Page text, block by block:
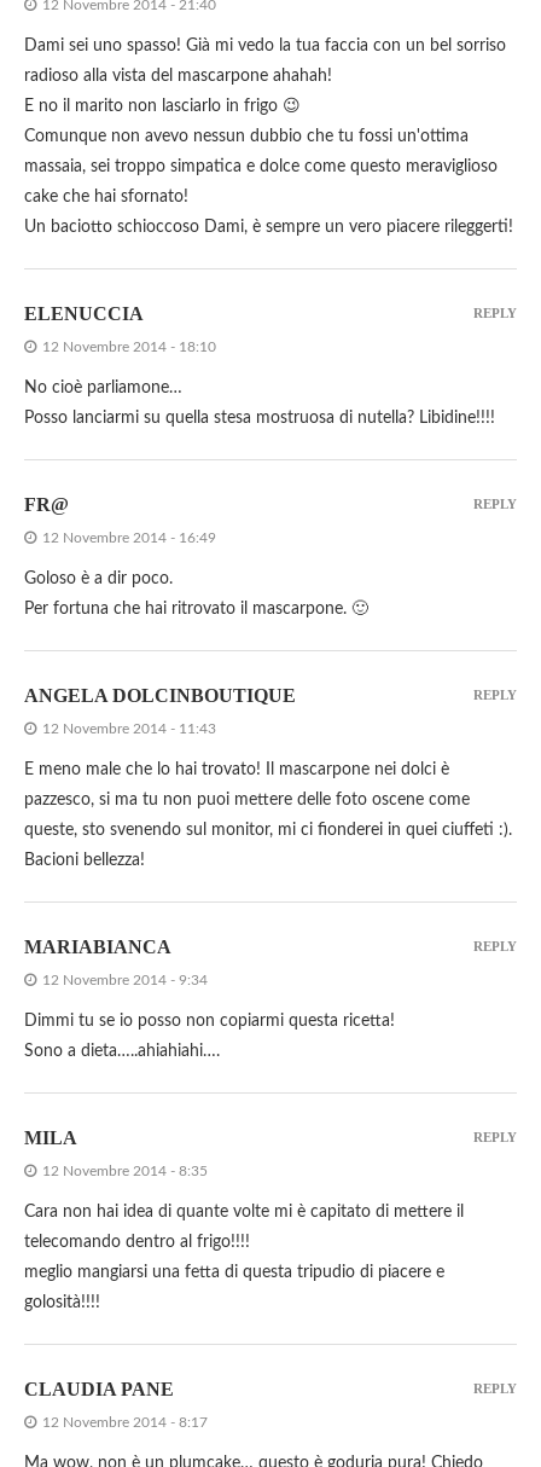
12 Novembre 2014 - 21:40
Dami sei uno spasso! Già mi vedo la tua faccia con un bel sorriso
radioso alla vista del mascarpone ahahah!
E no il marito non lasciarlo in frigo 😉
Comunque non avevo nessun dubbio che tu fossi un'ottima
massaia, sei troppo simpatica e dolce come questo meraviglioso
cake che hai sfornato!
Un baciotto schioccoso Dami, è sempre un vero piacere rileggerti!
ELENUCCIA
12 Novembre 2014 - 18:10
No cioè parliamone…
Posso lanciarmi su quella stesa mostruosa di nutella? Libidine!!!!
REPLY
FR@
12 Novembre 2014 - 16:49
Goloso è a dir poco.
Per fortuna che hai ritrovato il mascarpone. 🙂
REPLY
ANGELA DOLCINBOUTIQUE
12 Novembre 2014 - 11:43
E meno male che lo hai trovato! Il mascarpone nei dolci è
pazzesco, si ma tu non puoi mettere delle foto oscene come
queste, sto svenendo sul monitor, mi ci fionderei in quei ciuffeti :).
Bacioni bellezza!
REPLY
MARIABIANCA
12 Novembre 2014 - 9:34
Dimmi tu se io posso non copiarmi questa ricetta!
Sono a dieta…..ahiahiahi….
REPLY
MILA
12 Novembre 2014 - 8:35
Cara non hai idea di quante volte mi è capitato di mettere il
telecomando dentro al frigo!!!!
meglio mangiarsi una fetta di questa tripudio di piacere e
golosità!!!!
REPLY
CLAUDIA PANE
12 Novembre 2014 - 8:17
REPLY